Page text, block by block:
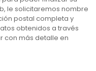
le solicitaremos nombre
postal completa y
obtenidos a través
con más detalle en